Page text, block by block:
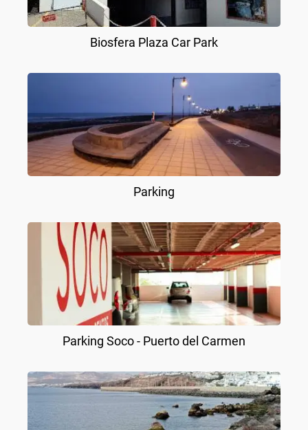
Biosfera Plaza Car Park
Parking
Parking Soco - Puerto del Carmen